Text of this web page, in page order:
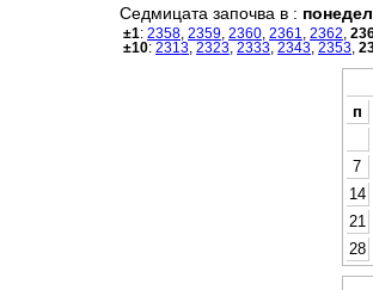
Седмицата започва в :
±1: 2358 2359 2360 2361 2362
±10: 2313 2323 2333 2343 2353
п
7
14
21
28